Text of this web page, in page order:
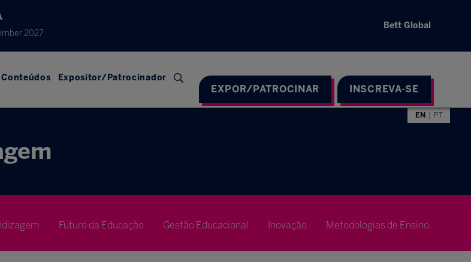
2027
Bett Global
Conteúdos Expositor/Patrocinador
EXPOR/PATROCINAR INSCREVA-SE
EN PT
Futuro da Educação Gestão Educacional Inovação Metodologias de Ensino